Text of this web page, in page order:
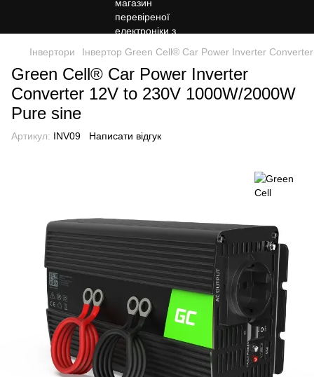
Інвертори Інвертор Green Cell® Car Power Inverter
Green Cell® Car Power Inverter
Converter 12V to 230V 1000W/2000W
Pure sine
Артикул: INV09 Написати відгук